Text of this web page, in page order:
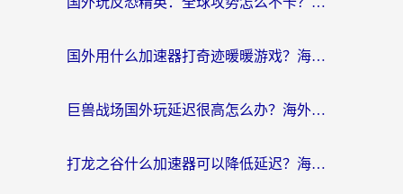
国外用什么加速器打奇迹暖暖游戏？海外党国服手游畅玩全攻略（附3款热门游戏实测）
巨兽战场国外玩延迟很高怎么办？海外党亲测的国服游戏加速解决方案
打龙之谷什么加速器可以降低延迟？海外玩家亲测有效的国服加速指南